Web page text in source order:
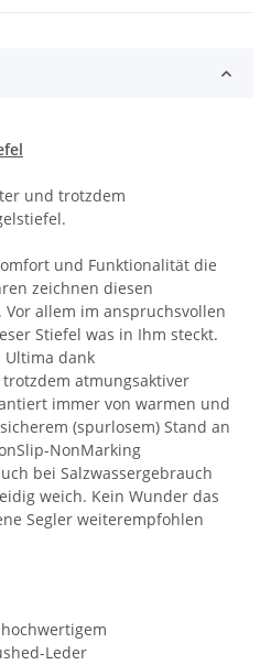
und trotzdem
und Funktionalität die
zeichnen diesen
allem im anspruchsvollen
Stiefel was in Ihm steckt.
Ultima dank
atmungsaktiver
immer von warmen und
(spurlosem) Stand an
NonMarking
bei Salzwassergebrauch
weich. Kein Wunder das
Segler weiterempfohlen
Leder